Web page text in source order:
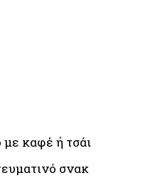
με καφέ ή τσάι
σνακ